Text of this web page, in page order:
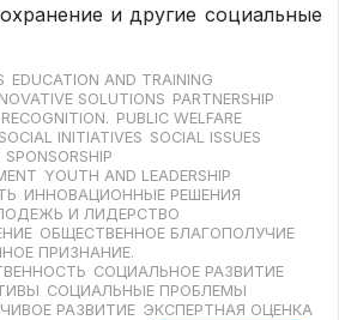
и другие социальные
EDUCATION AND TRAINING
SOLUTIONS PARTNERSHIP
PUBLIC WELFARE
SOCIAL INITIATIVES SOCIAL ISSUES
SPONSORSHIP
YOUTH AND LEADERSHIP
ИННОВАЦИОННЫЕ РЕШЕНИЯ
И ЛИДЕРСТВО
ОБЩЕСТВЕННОЕ БЛАГОПОЛУЧИЕ
ПРИЗНАНИЕ.
СОЦИАЛЬНОЕ РАЗВИТИЕ
СОЦИАЛЬНЫЕ ПРОБЛЕМЫ
РАЗВИТИЕ ЭКСПЕРТНАЯ ОЦЕНКА